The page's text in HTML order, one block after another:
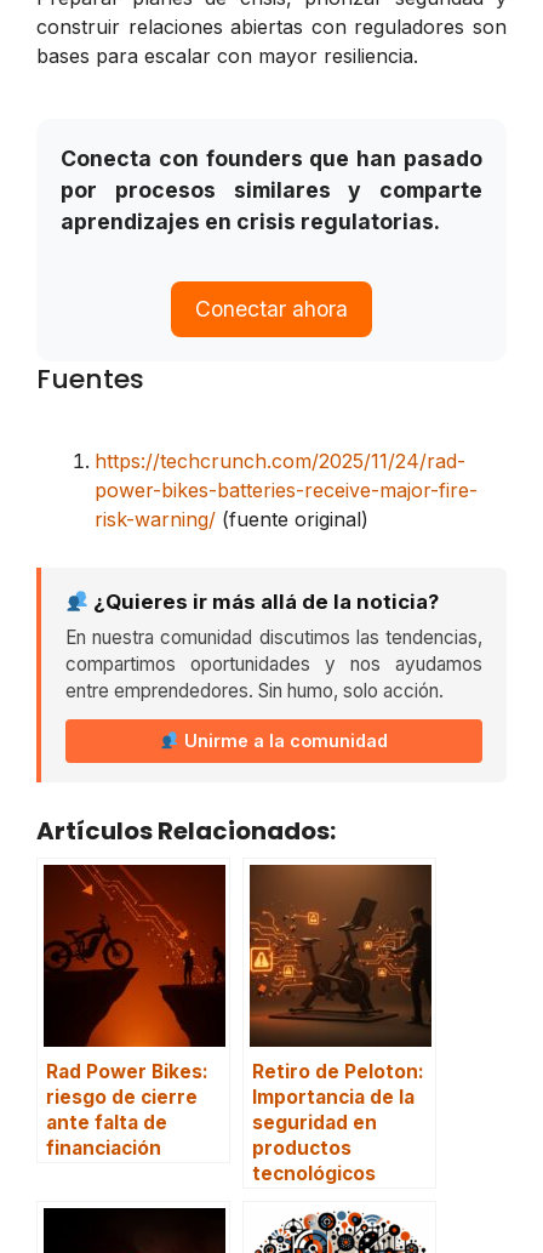
construir relaciones abiertas con reguladores son
bases para escalar con mayor resiliencia.
Conecta con founders que han pasado
por procesos similares y comparte
aprendizajes en crisis regulatorias.
Conectar ahora
Fuentes
https://techcrunch.com/2025/11/24/rad-
power-bikes-batteries-receive-major-fire-
risk-warning/ (fuente original)
¿Quieres ir más allá de la noticia?
En nuestra comunidad discutimos las tendencias,
compartimos oportunidades y nos ayudamos
entre emprendedores. Sin humo, solo acción.
Unirme a la comunidad
Artículos Relacionados:
Rad Power Bikes:
riesgo de cierre
ante falta de
financiación
Retiro de Peloton:
Importancia de la
seguridad en
productos
tecnológicos